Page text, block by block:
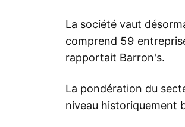
La société vaut
comprend 59
rapportait Barron's.
La pondération du
niveau historiquement